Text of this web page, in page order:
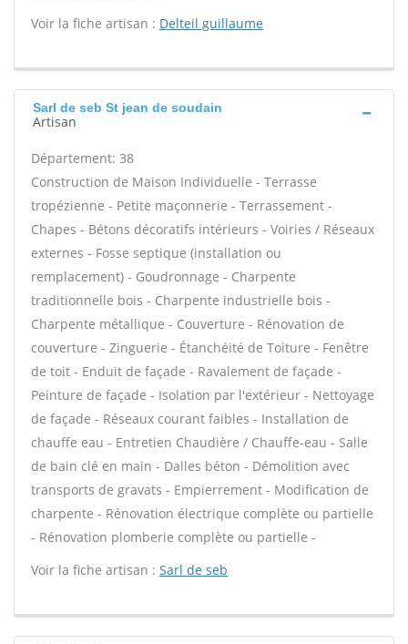
Voir la fiche artisan : Delteil guillaume
Sarl de seb St jean de soudain
Artisan
Département: 38
Construction de Maison Individuelle - Terrasse
tropézienne - Petite maçonnerie - Terrassement -
Chapes - Bétons décoratifs intérieurs - Voiries / Réseaux
externes - Fosse septique (installation ou
remplacement) - Goudronnage - Charpente
traditionnelle bois - Charpente industrielle bois -
Charpente métallique - Couverture - Rénovation de
couverture - Zinguerie - Étanchéité de Toiture - Fenêtre
de toit - Enduit de façade - Ravalement de façade -
Peinture de façade - Isolation par l'extérieur - Nettoyage
de façade - Réseaux courant faibles - Installation de
chauffe eau - Entretien Chaudière / Chauffe-eau - Salle
de bain clé en main - Dalles béton - Démolition avec
transports de gravats - Empierrement - Modification de
charpente - Rénovation électrique complète ou partielle
- Rénovation plomberie complète ou partielle -
Voir la fiche artisan : Sarl de seb